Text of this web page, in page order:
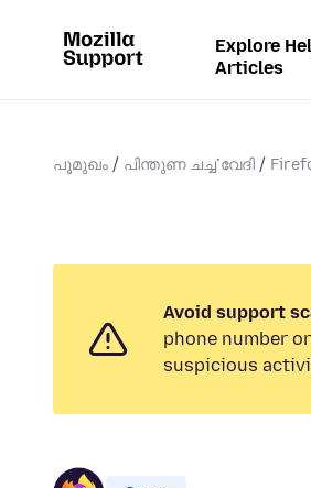
Explore
Articles
പൂമുഖം പിന്തുണ ചൎച്ചവേദി
Avoid support
phone number
suspicious